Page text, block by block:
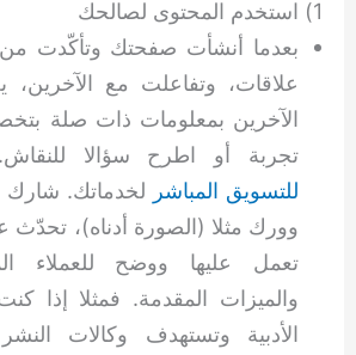
1) استخدم المحتوى لصالحك
بعدما أنشأت صفحتك وتأكّدت من
علاقات، وتفاعلت مع الآخرين،
الآخرين بمعلومات ذات صلة
تجربة أو اطرح سؤالا
للتسويق المباشر لخدماتك.
وورك مثلا (الصورة أدناه)، تحدّث
تعمل عليها ووضح للعملاء
والميزات المقدمة. فمثلا إذا
الأدبية وتستهدف وكالات